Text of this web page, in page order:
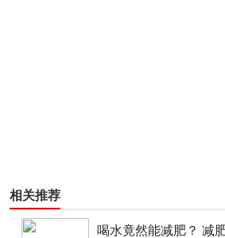
相关推荐
喝水竟然能减肥？ 减